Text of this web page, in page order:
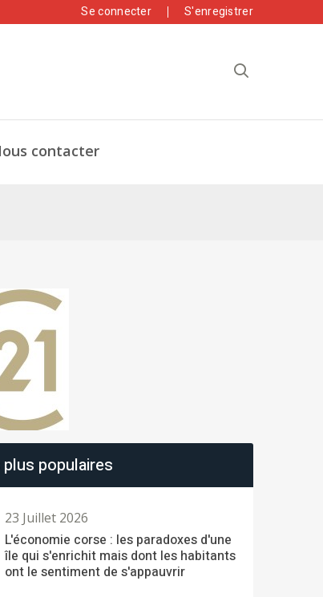
Se connecter S'enregistrer
contacter
populaires
23 Juillet 2026
L'économie corse : les paradoxes d'une
île qui s'enrichit mais dont les habitants
ont le sentiment de s'appauvrir